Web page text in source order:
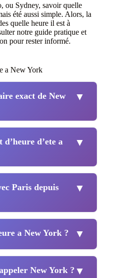
ou Sydney, savoir quelle
été aussi simple. Alors, la
quelle heure il est à
notre guide pratique et
pour rester informé.
a New York
exact de New
▼
d’ete a
▼
Paris depuis
▼
a New York ? ▼
New York ? ▼